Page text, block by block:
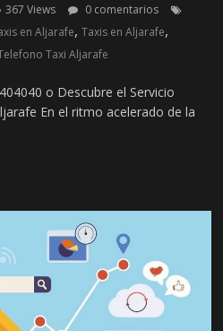
367 Views
0 comentarios
en Aljarafe,Taxis en Aljarafe,
Taxi Aljarafe
o Descubre el Servicio
En el ritmo acelerado de la